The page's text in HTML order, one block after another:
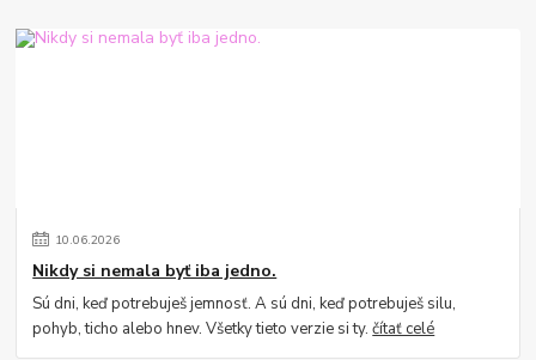
10.06.2026
Nikdy si nemala byť iba jedno.
Sú dni, keď potrebuješ jemnosť. A sú dni, keď potrebuješ silu,
pohyb, ticho alebo hnev. Všetky tieto verzie si ty.čítať celé